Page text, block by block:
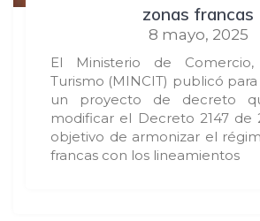
zonas francas
8 mayo, 2025
El Ministerio de
Turismo (MINCIT) publicó
un proyecto de decreto
modificar el Decreto 2147 de
objetivo de armonizar el
francas con los lineamientos